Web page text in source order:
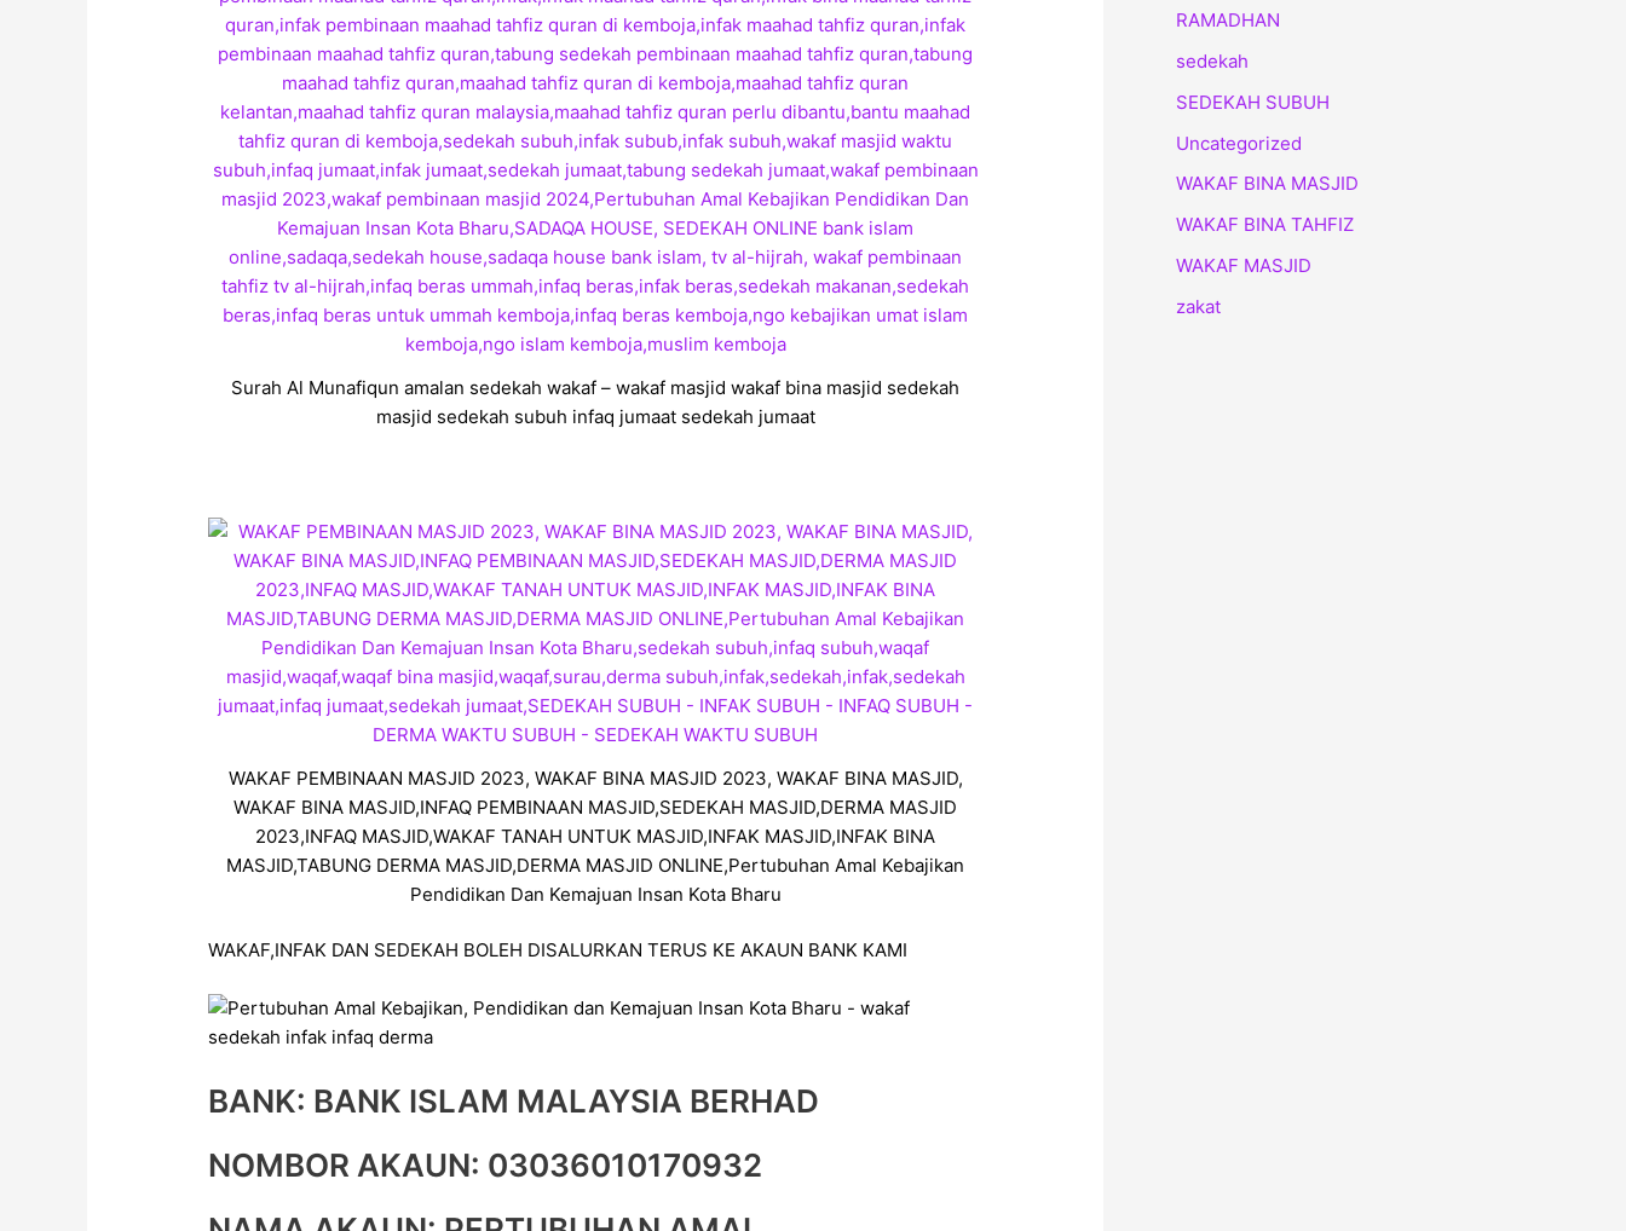
Surah Al Munafiqun amalan sedekah wakaf – wakaf masjid wakaf bina masjid sedekah
masjid sedekah subuh infaq jumaat sedekah jumaat
WAKAF PEMBINAAN MASJID 2023, WAKAF BINA MASJID 2023, WAKAF BINA MASJID,
WAKAF BINA MASJID,INFAQ PEMBINAAN MASJID,SEDEKAH MASJID,DERMA MASJID
2023,INFAQ MASJID,WAKAF TANAH UNTUK MASJID,INFAK MASJID,INFAK BINA
MASJID,TABUNG DERMA MASJID,DERMA MASJID ONLINE,Pertubuhan Amal Kebajikan
Pendidikan Dan Kemajuan Insan Kota Bharu
WAKAF,INFAK DAN SEDEKAH BOLEH DISALURKAN TERUS KE AKAUN BANK KAMI
BANK: BANK ISLAM MALAYSIA BERHAD
NOMBOR AKAUN: 03036010170932
RAMADHAN
sedekah
SEDEKAH SUBUH
Uncategorized
WAKAF BINA MASJID
WAKAF BINA TAHFIZ
WAKAF MASJID
zakat